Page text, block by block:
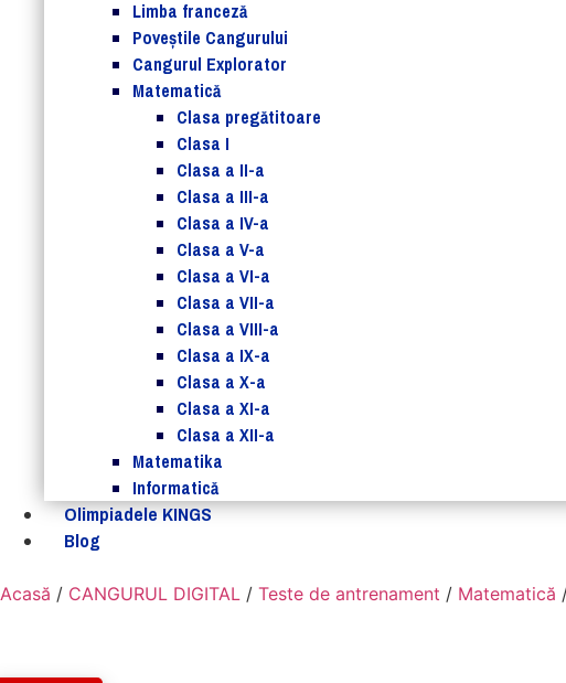
Limba franceză
Poveștile Cangurului
Cangurul Explorator
Matematică
Clasa pregătitoare
Clasa I
Clasa a II-a
Clasa a III-a
Clasa a IV-a
Clasa a V-a
Clasa a VI-a
Clasa a VII-a
Clasa a VIII-a
Clasa a IX-a
Clasa a X-a
Clasa a XI-a
Clasa a XII-a
Matematika
Informatică
Olimpiadele KINGS
Blog
Acasă / CANGURUL DIGITAL / Teste de antrenament / Matematică